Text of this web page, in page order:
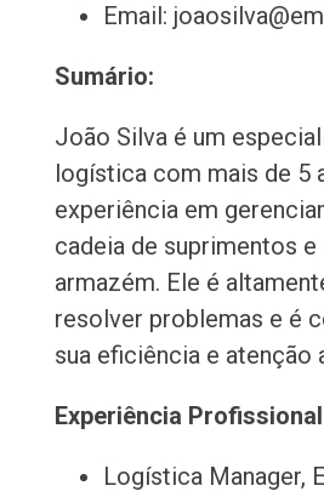
Email:
Sumário:
João Silva é um
logística com mais de 5
experiência em
cadeia de suprimentos
armazém. Ele é
resolver problemas e é
sua eficiência e atenção
Experiência
Logística Manager,